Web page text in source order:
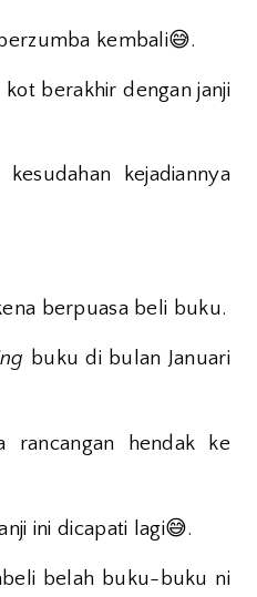
kembali😅.
kot berakhir dengan janji
kejadiannya
berpuasa beli buku.
buku di bulan Januari
rancangan hendak ke
ini dicapati lagi😅.
belah buku-buku ni